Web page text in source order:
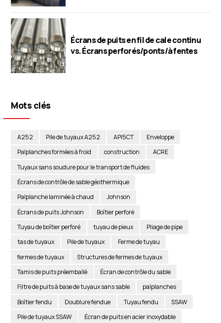
Écrans de puits en fil de cale continu
vs. Écrans perforés/ponts/à fentes
Mots clés
A252 Pile de tuyaux A252 API5CT
Enveloppe
Palplanches formées à froid
construction
ACRE
Tuyaux sans soudure pour le transport de fluides
Écrans de contrôle de sable géothermique
Palplanche laminée à chaud
Johnson
Écrans de puits Johnson
Boîtier perforé
Tuyau de boîtier perforé
tuyau de pieux
Pliage de pipe
tas de tuyaux
Pile de tuyaux
Ferme de tuyau
fermes de tuyaux
Structures de fermes de tuyaux
Tamis de puits préemballé
Écran de contrôle du sable
Filtre de puits à base de tuyaux sans sable
palplanches
Boîtier fendu
Doublure fendue Tuyau fendu
SSAW
Pile de tuyaux SSAW
Écran de puits en acier inoxydable